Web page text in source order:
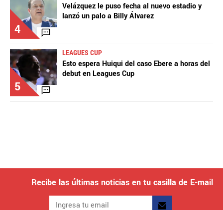
4
Velázquez le puso fecha al nuevo estadio y
lanzó un palo a Billy Álvarez
5
LEAGUES CUP
Esto espera Huiqui del caso Ebere a horas del
debut en Leagues Cup
Recibe las últimas noticias en tu casilla de E-mail